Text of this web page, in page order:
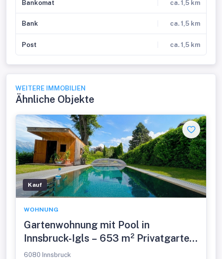
Bankomat ca. 1,5 km
Bank ca. 1,5 km
Post ca. 1,5 km
WEITERE IMMOBILIEN
Ähnliche Objekte
Kauf
WOHNUNG
Gartenwohnung mit Pool in
Innsbruck-Igls – 653 m² Privatgarten
& Top-Lage
6080 Innsbruck